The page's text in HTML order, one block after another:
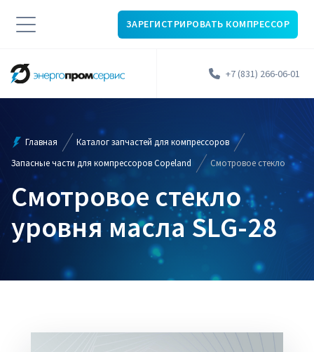
ЗАРЕГИСТРИРОВАТЬ КОМПРЕССОР
+7 (831) 266-06-01
Главная
Каталог запчастей для компрессоров
Запасные части для компрессоров Copeland
Смотровое стекло
Смотровое стекло
уровня масла SLG-28